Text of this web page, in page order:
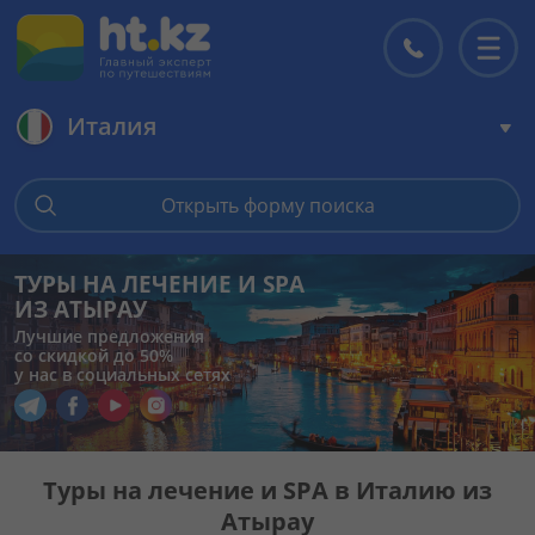
Горящие туры
Цены на туры
Страны
Туры
Италия
Открыть форму поиска
ТУРЫ НА ЛЕЧЕНИЕ И SPA
ИЗ АТЫРАУ
Лучшие предложения
со скидкой до 50%
у нас в социальных сетях
Перейти в наш Telegram
Перейти в наш Facebook
Перейти в наш YouTube
Перейти в наш Instagram
Туры на лечение и SPA в Италию из
Атырау